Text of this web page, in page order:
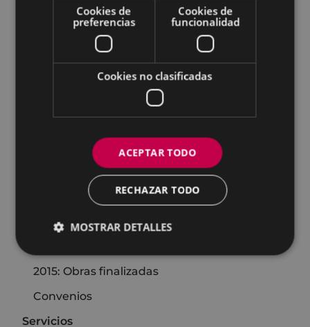
Deberes de las personas usuarias
Vías de participación para las personas
ciudadanas
Normativa y leyes
Encuesta de valoración
2021: Obras finalizadas
2020: Obras finalizadas
2019: Obras finalizadas
2018: Obras finalizadas
2017: Obras finalizadas
2015: Obras finalizadas
Convenios
Servicios
Cookies de
preferencias
Cookies de
funcionalidad
Cookies no clasificadas
ACEPTAR TODO
RECHAZAR TODO
MOSTRAR DETALLES